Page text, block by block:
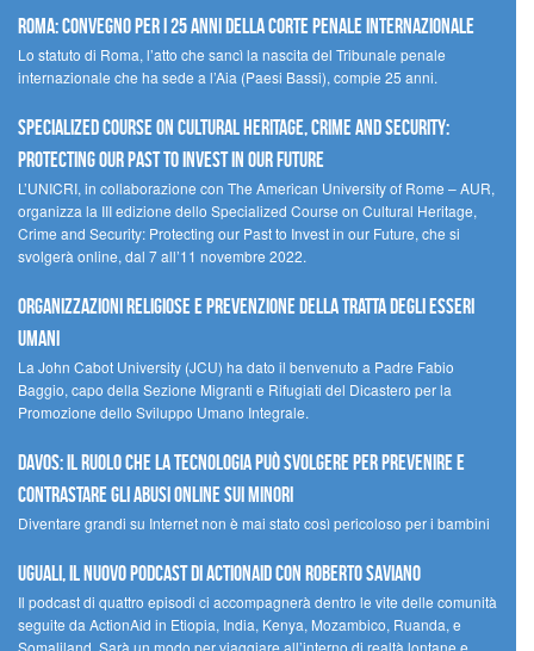
Roma: convegno per i 25 anni della Corte penale internazionale
Lo statuto di Roma, l’atto che sancì la nascita del Tribunale penale
internazionale che ha sede a l’Aia (Paesi Bassi), compie 25 anni.
Specialized Course on Cultural Heritage, Crime and Security:
Protecting our Past to Invest in our Future
L’UNICRI, in collaborazione con The American University of Rome – AUR,
organizza la III edizione dello Specialized Course on Cultural Heritage,
Crime and Security: Protecting our Past to Invest in our Future, che si
svolgerà online, dal 7 all’11 novembre 2022.
Organizzazioni religiose e prevenzione della tratta degli esseri
umani
La John Cabot University (JCU) ha dato il benvenuto a Padre Fabio
Baggio, capo della Sezione Migranti e Rifugiati del Dicastero per la
Promozione dello Sviluppo Umano Integrale.
Davos: il ruolo che la tecnologia può svolgere per prevenire e
contrastare gli abusi online sui minori
Diventare grandi su Internet non è mai stato così pericoloso per i bambini
UGUALI, il nuovo podcast di ACTIONAID con Roberto Saviano
Il podcast di quattro episodi ci accompagnerà dentro le vite delle comunità
seguite da ActionAid in Etiopia, India, Kenya, Mozambico, Ruanda, e
Somaliland. Sarà un modo per viaggiare all’interno di realtà lontane e